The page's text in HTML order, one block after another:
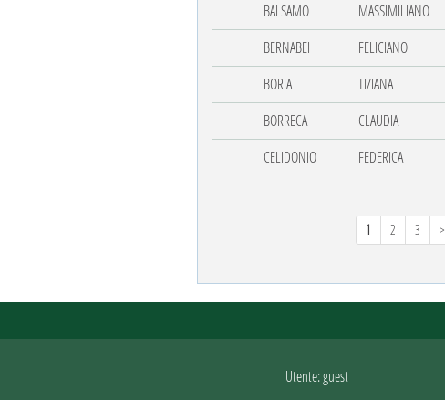
BALSAMO
MASSIMILIANO
BERNABEI
FELICIANO
BORIA
TIZIANA
BORRECA
CLAUDIA
CELIDONIO
FEDERICA
1 2 3 >
Utente: guest